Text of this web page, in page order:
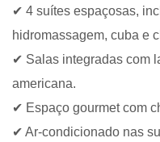
✔ 4 suítes espaçosas,
hidromassagem, cuba e
✔ Salas integradas com
americana.
✔ Espaço gourmet com
✔ Ar-condicionado nas